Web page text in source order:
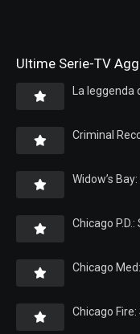
Ultime Serie-TV
La leggenda
Criminal
Widow’s
Chicago
Chicago
Chicago